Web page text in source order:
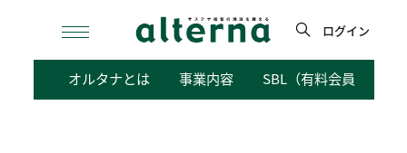
検
ログイン
オルタナとは 事業内容 SBL（有料会員向けサ